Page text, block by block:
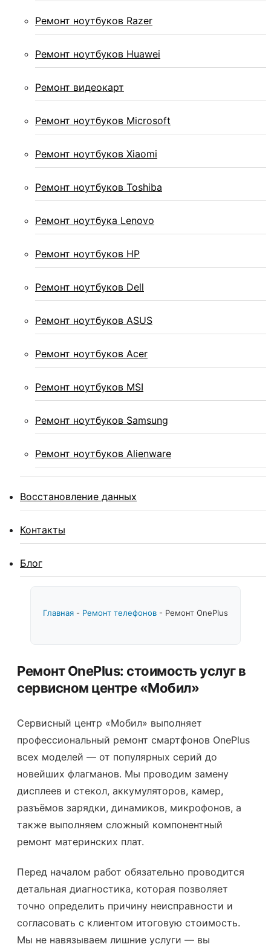
Ремонт ноутбуков Razer
Ремонт ноутбуков Huawei
Ремонт видеокарт
Ремонт ноутбуков Microsoft
Ремонт ноутбуков Xiaomi
Ремонт ноутбуков Toshiba
Ремонт ноутбука Lenovo
Ремонт ноутбуков HP
Ремонт ноутбуков Dell
Ремонт ноутбуков ASUS
Ремонт ноутбуков Acer
Ремонт ноутбуков MSI
Ремонт ноутбуков Samsung
Ремонт ноутбуков Alienware
Восстановление данных
Контакты
Блог
Главная - Ремонт телефонов - Ремонт OnePlus
Ремонт OnePlus: стоимость услуг в
сервисном центре «Мобил»
Сервисный центр «Мобил» выполняет
профессиональный ремонт смартфонов OnePlus
всех моделей — от популярных серий до
новейших флагманов. Мы проводим замену
дисплеев и стекол, аккумуляторов, камер,
разъёмов зарядки, динамиков, микрофонов, а
также выполняем сложный компонентный
ремонт материнских плат.
Перед началом работ обязательно проводится
детальная диагностика, которая позволяет
точно определить причину неисправности и
согласовать с клиентом итоговую стоимость.
Мы не навязываем лишние услуги — вы